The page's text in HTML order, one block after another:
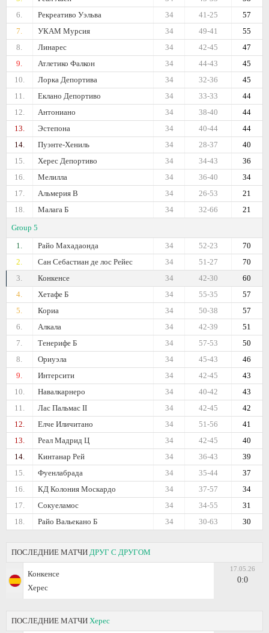
6.
Рекреативо Уэльва 57
41-25
34
7.
УКАМ Мурсия 55
49-41
34
8.
Линарес 47
42-45
34
9.
Атлетико Фалкон 45
44-43
34
10.
Лорка Депортива 45
32-36
34
11.
Еклано Депортиво 44
33-33
34
12.
Антониано 44
38-40
34
13.
Эстепона 44
40-44
34
14.
Пуэнте-Хениль 40
28-37
34
15.
Херес Депортиво 36
34-43
34
16.
Мелилла 34
36-40
34
17.
Альмерия B 21
26-53
34
18.
Малага Б 21
32-66
34
Group 5
1.
Райо Махадаонда 70
52-23
34
2.
Сан Себастиан де лос Рейес 70
51-27
34
3.
Конкенсе 60
42-30
34
4.
Хетафе Б 57
55-35
34
5.
Кориа 57
50-38
34
6.
Алкала 51
42-39
34
7.
Тенерифе Б 50
57-53
34
8.
Ориуэла 46
45-43
34
9.
Интерсити 43
42-45
34
10.
Навалкарнеро 43
40-42
34
11.
Лас Пальмас II 42
42-45
34
12.
Елче Иличитано 41
51-56
34
13.
Реал Мадрид Ц 40
42-45
34
14.
Кинтанар Рей 39
36-43
34
15.
Фуенлабрада 37
35-44
34
16.
КД Колония Москардо 34
37-57
34
17.
Сокуеламос 31
34-55
34
18.
Райо Вальекано Б 30
30-63
34
ПОСЛЕДНИЕ МАТЧИ ДРУГ С ДРУГОМ
Конкенсе
Херес
17.05.26
0:0
ПОСЛЕДНИЕ МАТЧИ Херес